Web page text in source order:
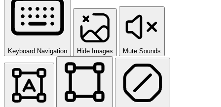
Keyboard Navigation Hide Images Mute Sounds